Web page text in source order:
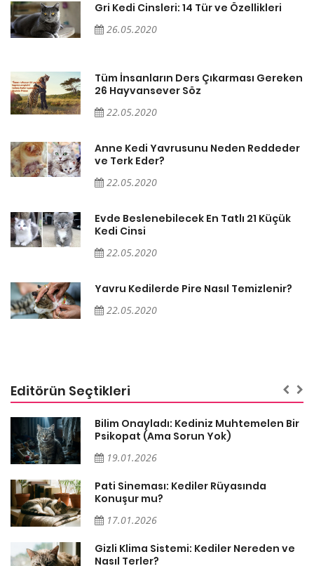
Gri Kedi Cinsleri: 14 Tür ve Özellikleri
26.05.2020
Tüm İnsanların Ders Çıkarması Gereken
26 Hayvansever Söz
22.05.2020
Anne Kedi Yavrusunu Neden Reddeder
ve Terk Eder?
22.05.2020
Evde Beslenebilecek En Tatlı 21 Küçük
Kedi Cinsi
22.05.2020
Yavru Kedilerde Pire Nasıl Temizlenir?
22.05.2020
Editörün Seçtikleri
Bilim Onayladı: Kediniz Muhtemelen Bir
Psikopat (Ama Sorun Yok)
19.01.2026
Pati Sineması: Kediler Rüyasında
Konuşur mu?
17.01.2026
Gizli Klima Sistemi: Kediler Nereden ve
Nasıl Terler?